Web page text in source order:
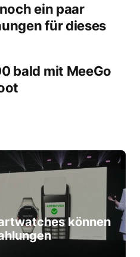
ein paar
für dieses
bald mit MeeGo
können